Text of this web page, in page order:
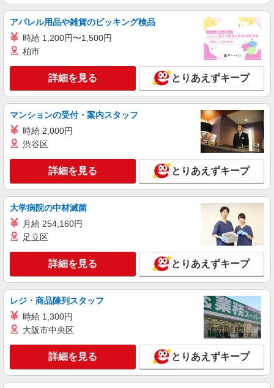
アパレル用品や雑貨のピッキング検品
時給 1,200円〜1,500円
柏市
詳細を見る とりあえずキープ
マンションの受付・案内スタッフ
時給 2,000円
渋谷区
詳細を見る とりあえずキープ
大学病院の中材滅菌
月給 254,160円
足立区
詳細を見る とりあえずキープ
レジ・商品陳列スタッフ
時給 1,300円
大阪市中央区
詳細を見る とりあえずキープ